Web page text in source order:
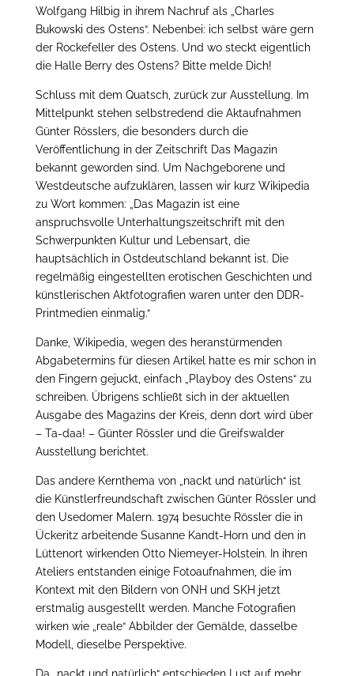
Wolfgang Hilbig in ihrem Nachruf als „Charles
Bukowski des Ostens“. Nebenbei: ich selbst wäre gern
der Rockefeller des Ostens. Und wo steckt eigentlich
die Halle Berry des Ostens? Bitte melde Dich!
Schluss mit dem Quatsch, zurück zur Ausstellung. Im
Mittelpunkt stehen selbstredend die Aktaufnahmen
Günter Rösslers, die besonders durch die
Veröffentlichung in der Zeitschrift Das Magazin
bekannt geworden sind. Um Nachgeborene und
Westdeutsche aufzuklären, lassen wir kurz Wikipedia
zu Wort kommen: „Das Magazin ist eine
anspruchsvolle Unterhaltungszeitschrift mit den
Schwerpunkten Kultur und Lebensart, die
hauptsächlich in Ostdeutschland bekannt ist. Die
regelmäßig eingestellten erotischen Geschichten und
künstlerischen Aktfotografien waren unter den DDR-
Printmedien einmalig.“
Danke, Wikipedia, wegen des heranstürmenden
Abgabetermins für diesen Artikel hatte es mir schon in
den Fingern gejuckt, einfach „Playboy des Ostens“ zu
schreiben. Übrigens schließt sich in der aktuellen
Ausgabe des Magazins der Kreis, denn dort wird über
– Ta-daa! – Günter Rössler und die Greifswalder
Ausstellung berichtet.
Das andere Kernthema von „nackt und natürlich“ ist
die Künstlerfreundschaft zwischen Günter Rössler und
den Usedomer Malern. 1974 besuchte Rössler die in
Ückeritz arbeitende Susanne Kandt-Horn und den in
Lüttenort wirkenden Otto Niemeyer-Holstein. In ihren
Ateliers entstanden einige Fotoaufnahmen, die im
Kontext mit den Bildern von ONH und SKH jetzt
erstmalig ausgestellt werden. Manche Fotografien
wirken wie „reale“ Abbilder der Gemälde, dasselbe
Modell, dieselbe Perspektive.